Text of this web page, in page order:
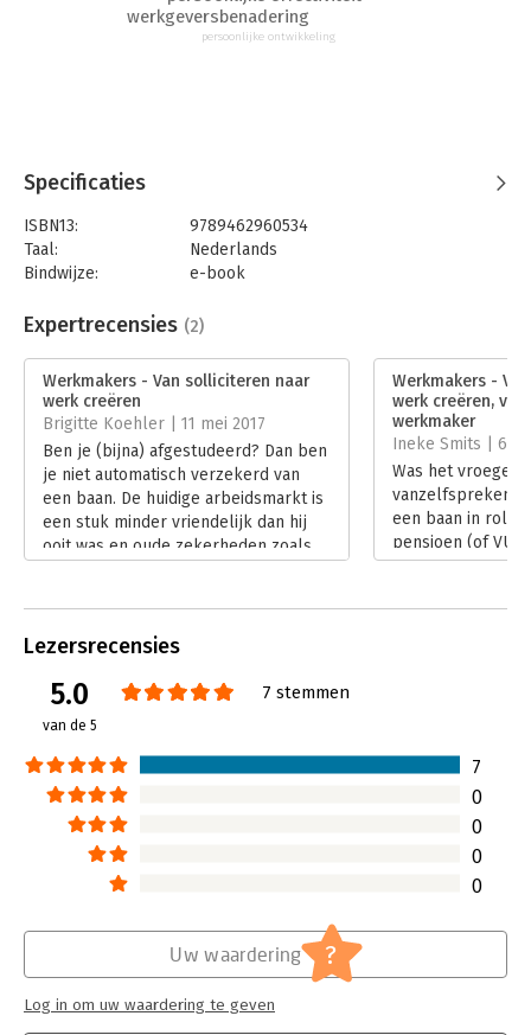
- Geschikt voor alle hbo’ers en academici die gemotiveerd hun
werk te vinden dat matcht met jouw niveau en professionaliteit.
werkgeversbenadering
persoonlijke ontwikkeling
Specificaties
ISBN13:
9789462960534
Taal:
Nederlands
Bindwijze:
e-book
Bestandsformaat:
epub
Uitgever:
AnderZ
Druk:
1
Verschijningsdatum:
22-2-2017
Hoofdrubriek: Werk en loopbaan
Expertrecensies (2)
Werkmakers - Van solliciteren naar
werk creëren
Brigitte Koehler | 11 mei 2017
Ben je (bijna) afgestudeerd? Dan ben
je niet automatisch verzekerd van
een baan. De huidige arbeidsmarkt is
een stuk minder vriendelijk dan hij
ooit was en oude zekerheden zoals
ons hoe je van een werkzoeker een
Lees verder
Werkmakers -
werk creëren,
werkmaker
Ineke Smits | 6
Was het vroeger
vanzelfsprekend
een baan in
pensioen (of
tegenwoordig is
een
Lezersrecensies
5.0
van de 5
7 stemmen
7
0
0
0
0
Uw waardering ?
Log in om uw waardering te geven